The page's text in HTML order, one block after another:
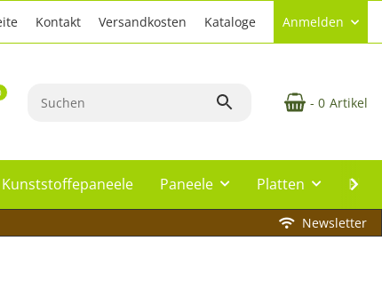
Kontakt Versandkosten Kataloge Anmelden
- 0 Artikel
Kunststoffepaneele Paneele Platten
Newsletter